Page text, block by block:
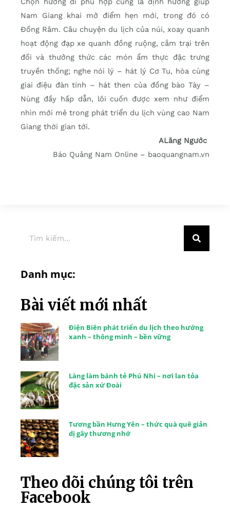
Nam Giang khai mở điểm hẹn mới, trong đó có
Đồng Râm. Câu chuyện du lịch của núi, xoay quanh
hoạt động đạp xe quanh đồng ruộng, cắm trại trên
đồi và thưởng thức các món ẩm thực đặc trưng
truyền thống; nghe nói lý – hát lý Cơ Tu, hòa cùng
giai điệu đàn tính – hát then của đồng bào Tày –
Nùng đầy hấp dẫn, lôi cuốn được xem như điểm
nhìn mới mẻ trong phát triển du lịch vùng cao Nam
Giang thời gian tới.
ALăng Ngước
Báo Quảng Nam Online – baoquangnam.vn
Danh mục:
Bài viết mới nhất
Điện Biên phát triển du lịch theo hướng
xanh – thông minh – bền vững
Làng làm bánh tẻ Phú Nhi – nơi lan tỏa
đặc sản xứ Đoài
Tương bần Hưng Yên – thức quà quê giản
dị gây thương nhớ
Theo dõi chúng tôi trên
Facebook